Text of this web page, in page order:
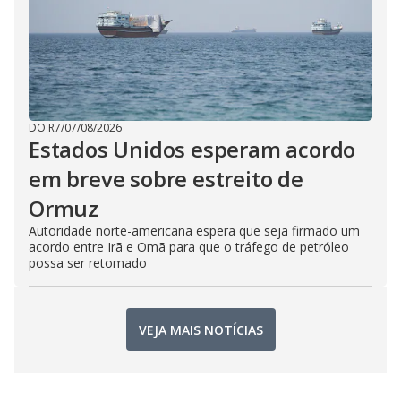
DO R7/07/08/2026
Estados Unidos esperam acordo
em breve sobre estreito de
Ormuz
Autoridade norte-americana espera que seja firmado um
acordo entre Irã e Omã para que o tráfego de petróleo
possa ser retomado
VEJA MAIS NOTÍCIAS